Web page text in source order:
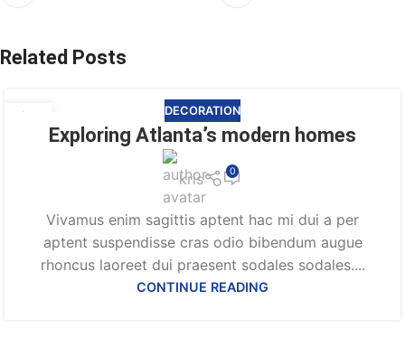
Related Posts
27 DECORATION
Exploring Atlanta’s modern homes
kris 0
Vivamus enim sagittis aptent hac mi dui a per
aptent suspendisse cras odio bibendum augue
rhoncus laoreet dui praesent sodales sodales....
CONTINUE READING